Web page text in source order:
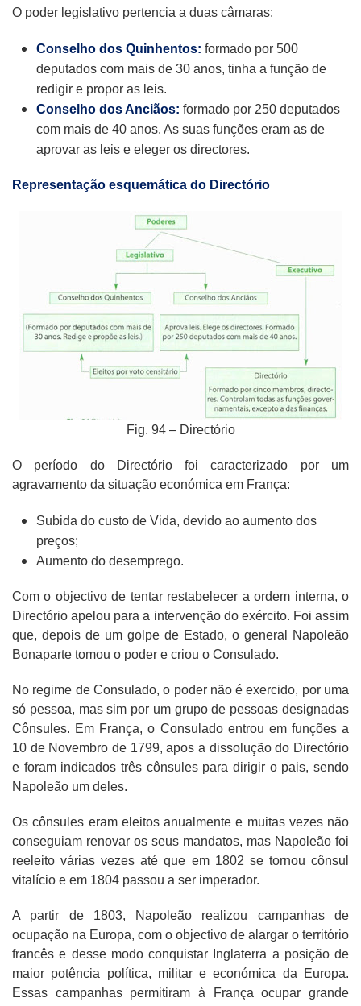
O poder legislativo pertencia a duas câmaras:
Conselho dos Quinhentos: formado por 500
deputados com mais de 30 anos, tinha a função de
redigir e propor as leis.
Conselho dos Anciãos: formado por 250 deputados
com mais de 40 anos. As suas funções eram as de
aprovar as leis e eleger os directores.
Representação esquemática do Directório
Fig. 94 – Directório
O período do Directório foi caracterizado por um
agravamento da situação económica em França:
Subida do custo de Vida, devido ao aumento dos
preços;
Aumento do desemprego.
Com o objectivo de tentar restabelecer a ordem interna, o
Directório apelou para a intervenção do exército. Foi assim
que, depois de um golpe de Estado, o general Napoleão
Bonaparte tomou o poder e criou o Consulado.
No regime de Consulado, o poder não é exercido, por uma
só pessoa, mas sim por um grupo de pessoas designadas
Cônsules. Em França, o Consulado entrou em funções a
10 de Novembro de 1799, apos a dissolução do Directório
e foram indicados três cônsules para dirigir o pais, sendo
Napoleão um deles.
Os cônsules eram eleitos anualmente e muitas vezes não
conseguiam renovar os seus mandatos, mas Napoleão foi
reeleito várias vezes até que em 1802 se tornou cônsul
vitalício e em 1804 passou a ser imperador.
A partir de 1803, Napoleão realizou campanhas de
ocupação na Europa, com o objectivo de alargar o território
francês e desse modo conquistar Inglaterra a posição de
maior potência política, militar e económica da Europa.
Essas campanhas permitiram à França ocupar grande